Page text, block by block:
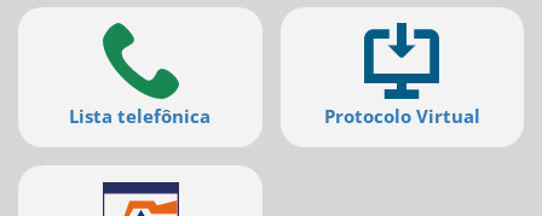
Lista telefônica Protocolo Virtual